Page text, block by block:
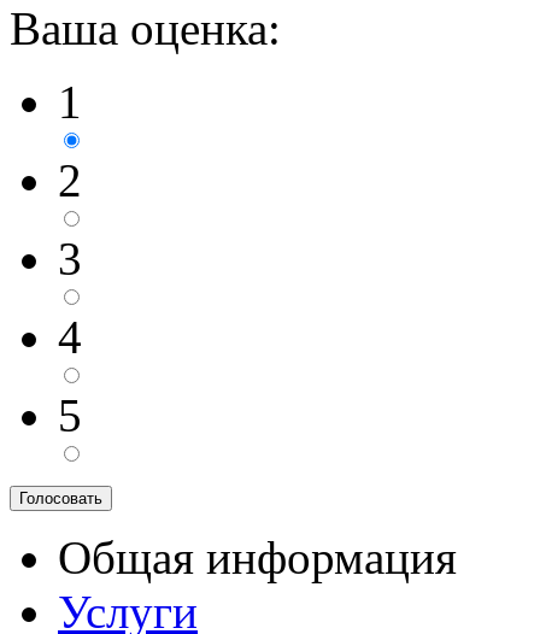
Ваша оценка:
1
2
3
4
5
Общая информация
Услуги